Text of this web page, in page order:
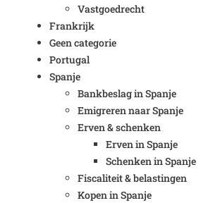
Vastgoedrecht
Frankrijk
Geen categorie
Portugal
Spanje
Bankbeslag in Spanje
Emigreren naar Spanje
Erven & schenken
Erven in Spanje
Schenken in Spanje
Fiscaliteit & belastingen
Kopen in Spanje